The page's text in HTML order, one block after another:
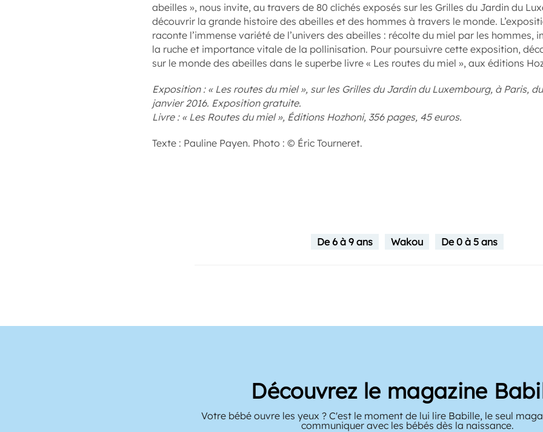
abeilles », nous invite, au travers de 80 clichés exposés sur les Grilles du Jardin du
découvrir la grande histoire des abeilles et des hommes à travers le monde.
raconte l’immense variété de l’univers des abeilles : récolte du miel par les
la ruche et importance vitale de la pollinisation. Pour poursuivre cette exposition,
sur le monde des abeilles dans le superbe livre « Les routes du miel », aux éditions
Exposition : « Les routes du miel », sur les Grilles du Jardin du Luxembourg, à Paris,
janvier 2016. Exposition gratuite.
Livre : « Les Routes du miel », Éditions Hozhoni, 356 pages, 45 euros.
Texte : Pauline Payen. Photo : © Éric Tourneret.
De 6 à 9 ans Wakou De 0 à 5 ans
Découvrez le magazine
Votre bébé ouvre les yeux ? C'est le moment de lui lire Babille, le seul
communiquer avec les bébés dès la naissance.